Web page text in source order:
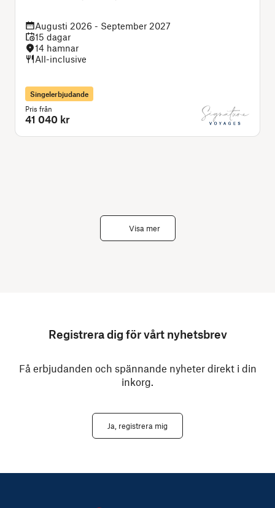
Augusti 2026 - September 2027
15 dagar
14 hamnar
All-inclusive
Singelerbjudande
Pris från
41 040 kr
Visa mer
Registrera dig för vårt nyhetsbrev
Få erbjudanden och spännande nyheter direkt i din
inkorg.
Ja, registrera mig